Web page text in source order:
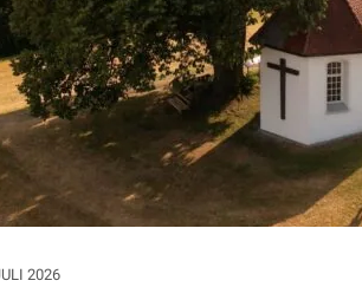
2026